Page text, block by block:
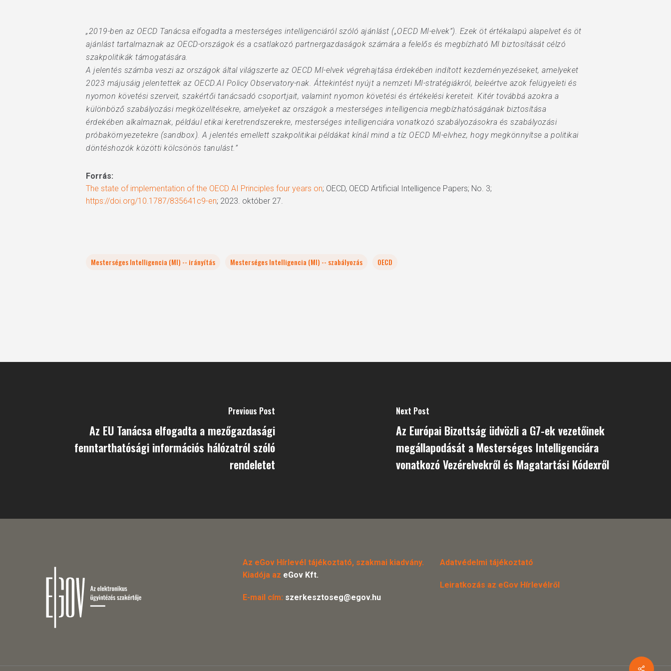
„2019-ben az OECD Tanácsa elfogadta a mesterséges intelligenciáról szóló ajánlást („OECD MI-elvek”). Ezek öt értékalapú alapelvet és öt
ajánlást tartalmaznak az OECD-országok és a csatlakozó partnergazdaságok számára a felelős és megbízható MI biztosítását célzó
szakpolitikák támogatására.
A jelentés számba veszi az országok által világszerte az OECD MI-elvek végrehajtása érdekében indított kezdeményezéseket, amelyeket
2023 májusáig jelentettek az OECD.AI Policy Observatory-nak. Áttekintést nyújt a nemzeti MI-stratégiákról, beleértve azok felügyeleti és
nyomon követési szerveit, szakértői tanácsadó csoportjait, valamint nyomon követési és értékelési kereteit. Kitér továbbá azokra a
különböző szabályozási megközelítésekre, amelyeket az országok a mesterséges intelligencia megbízhatóságának biztosítása
érdekében alkalmaznak, például etikai keretrendszerekre, mesterséges intelligenciára vonatkozó szabályozásokra és szabályozási
próbakörnyezetekre (sandbox). A jelentés emellett szakpolitikai példákat kínál mind a tíz OECD MI-elvhez, hogy megkönnyítse a politikai
döntéshozók közötti kölcsönös tanulást.”
Forrás:
The state of implementation of the OECD AI Principles four years on; OECD, OECD Artificial Intelligence Papers; No. 3;
https://doi.org/10.1787/835641c9-en; 2023. október 27.
Mesterséges Intelligencia (MI) -- irányítás Mesterséges Intelligencia (MI) -- szabályozás OECD
Previous Post
Az EU Tanácsa elfogadta a mezőgazdasági
fenntarthatósági információs hálózatról szóló
rendeletet
Next Post
Az Európai Bizottság üdvözli a G7-ek vezetőinek
megállapodását a Mesterséges Intelligenciára
vonatkozó Vezérelvekről és Magatartási Kódexről
Az eGov Hírlevél tájékoztató, szakmai kiadvány.
Kiadója az eGov Kft.
E-mail cím: szerkesztoseg@egov.hu
Adatvédelmi tájékoztató
Leiratkozás az eGov Hírlevélről